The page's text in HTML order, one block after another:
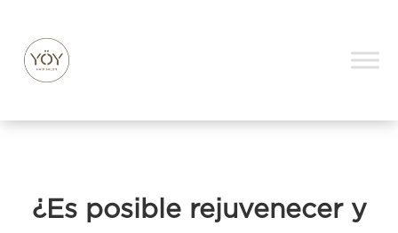
¿Es posible rejuvenecer y